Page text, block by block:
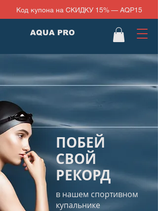
Код купона на СКИДКУ 15% — AQP15
AQUA PRO
ПОБЕЙ
СВОЙ
РЕКОРД
в нашем спортивном
купальнике